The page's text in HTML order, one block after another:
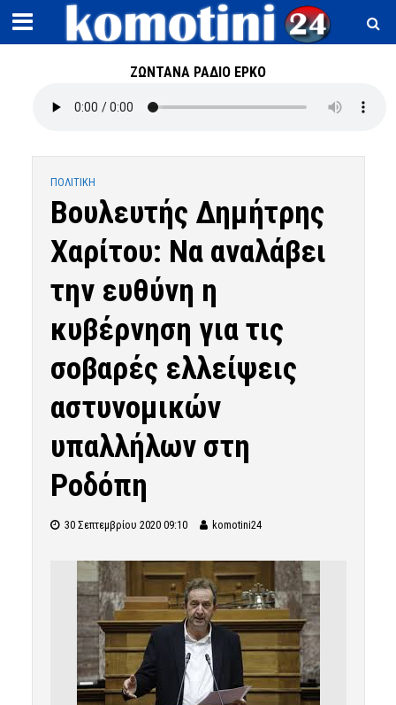
ΖΩΝΤΑΝΑ ΡΑΔΙΟ ΕΡΚΟ
ΠΟΛΙΤΙΚΗ
Βουλευτής Δημήτρης
Χαρίτου: Να αναλάβει
την ευθύνη η
κυβέρνηση για τις
σοβαρές ελλείψεις
αστυνομικών
υπαλλήλων στη
Ροδόπη
30 Σεπτεμβρίου 2020 09:10 komotini24